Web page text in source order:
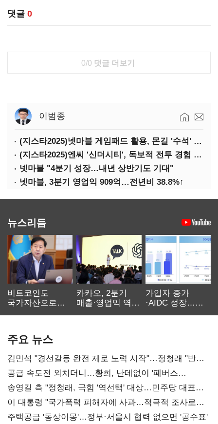
댓글 0
0/0 댓글 더보기
이범종
(지스타2025)넷마블 게임패드 활용, 몬길 '수석' 7대죄 '차석'
(지스타2025)엔씨 '신더시티', 독보적 전투 경험 필요
넷마블 "4분기 성장…내년 상반기도 기대"
넷마블, 3분기 영업익 909억…전년비 38.8%↑
뉴스리듬
비트코인도
국가자산으로…'
카카오, 2분기
매출·영업익 역대
가입자 증가
·AIDC 성장…
주요 뉴스
김민석 "경선갈등 완전 제로 노력 시작"…정청래 "반명
공세 사과부터"
공급 속도전 외치더니…황희, 난데없이 '폐버스
리모델링' 제안
송영길 측 "정청래, 국힘 '역선택' 대상…민주당 대표로
총선 지휘 못해"
이 대통령 "국가폭력 피해자에 사과…적극적 조사로
진실 밝혀야"
주택공급 '동상이몽'…정부·서울시 협력 없으면 '공수표'